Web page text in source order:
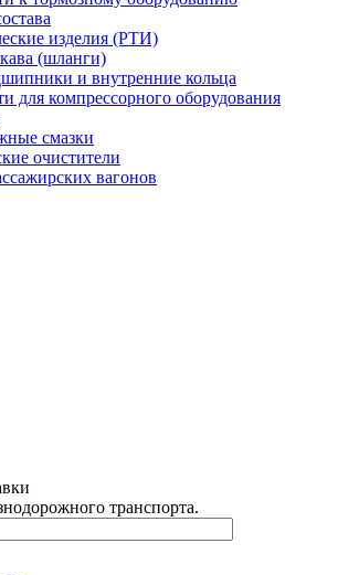
изделия (РТИ)
(шланги)
и внутренние кольца
для компрессорного оборудования
смазки
очистители
вагонов
транспорта.